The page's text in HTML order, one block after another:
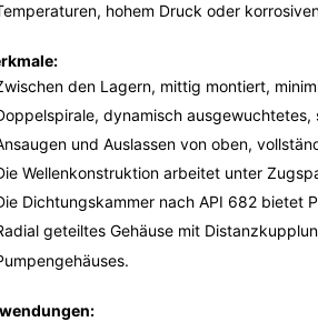
hohem Druck oder
den Lagern, mittig montiert,
dynamisch
und Auslassen von oben,
Wellenkonstruktion arbeitet unter
Dichtungskammer nach API 682 bietet
geteiltes Gehäuse mit